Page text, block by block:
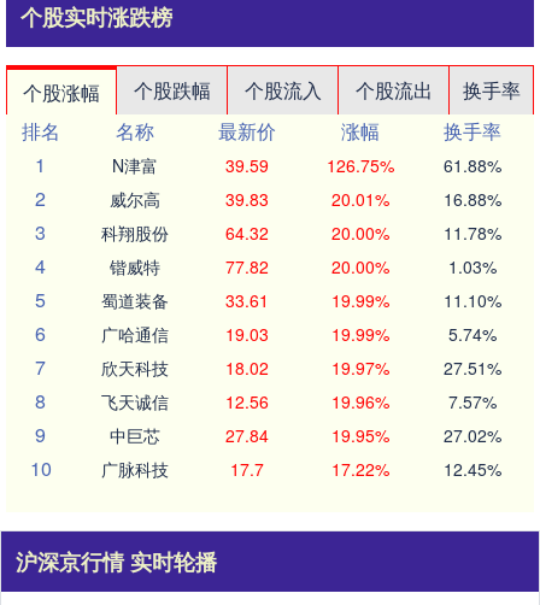
个股实时涨跌榜
个股涨幅 个股跌幅 个股流入 个股流出
换手率
排名
名称 最新价 涨幅
换手率
1
N津富 39.59 126.75% 61.88%
2 威尔高 39.83 20.01% 16.88%
3 科翔股份 64.32 20.00% 11.78%
4 锴威特 77.82 20.00% 1.03%
5 蜀道装备 33.61 19.99% 11.10%
6 广哈通信 19.03 19.99% 5.74%
7 欣天科技 18.02 19.97% 27.51%
8 飞天诚信 12.56 19.96% 7.57%
9 中巨芯 27.84 19.95% 27.02%
10 广脉科技 17.7 17.22% 12.45%
沪深京行情 实时轮播